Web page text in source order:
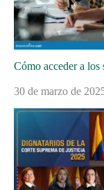
Cómo acceder a
30 de marzo de